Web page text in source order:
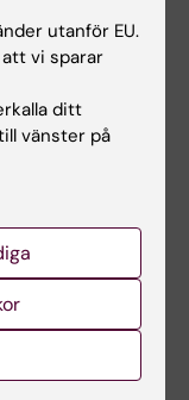
i ditt projekt?
and
&
utanför EU.
vi sparar
ditt
vänster på